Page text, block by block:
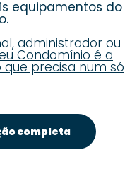
equipamentos do
administrador ou
Condomínio é a
precisa num só
completa